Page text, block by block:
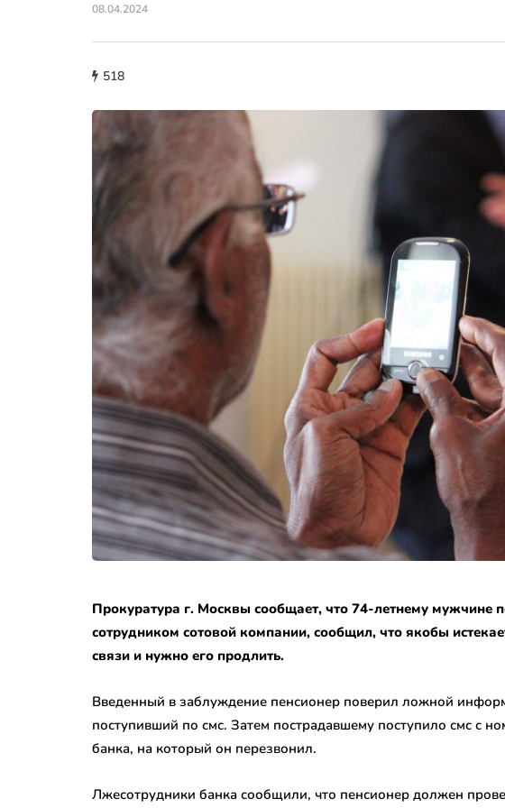
08.04.2024
518
Прокуратура г. Москвы сообщает, что 74-летнему мужчине
сотрудником сотовой компании, сообщил, что якобы
связи и нужно его продлить.
Введенный в заблуждение пенсионер поверил ложной
поступивший по смс. Затем пострадавшему поступило смс с
банка, на который он перезвонил.
Лжесотрудники банка сообщили, что пенсионер должен